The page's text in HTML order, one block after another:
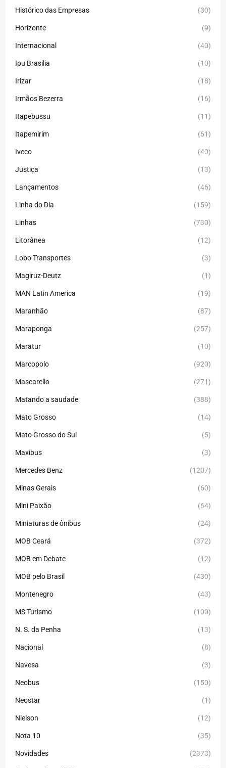
Histórico das Empresas (30)
Horizonte (9)
Internacional (40)
Ipu Brasilia (10)
Irizar (18)
Irmãos Bezerra (16)
Itapebussu (11)
Itapemirim (61)
Iveco (40)
Justiça (13)
Lançamentos (46)
Linha do Dia (159)
Linhas (730)
Litorânea (12)
Lobo Transportes (3)
Magiruz-Deutz (1)
MAN Latin America (19)
Maranhão (87)
Maraponga (257)
Maratur (10)
Marcopolo (920)
Mascarello (271)
Matando a saudade (388)
Mato Grosso (14)
Mato Grosso do Sul (5)
Maxibus (3)
Mercedes Benz (1207)
Minas Gerais (60)
Mini Paixão (64)
Miniaturas de ônibus (24)
MOB Ceará (372)
MOB em Debate (12)
MOB pelo Brasil (430)
Montenegro (43)
MS Turismo (100)
N. S. da Penha (13)
Nacional (8)
Navesa (3)
Neobus (150)
Neostar (1)
Nielson (12)
Nota 10 (35)
Novidades (2373)